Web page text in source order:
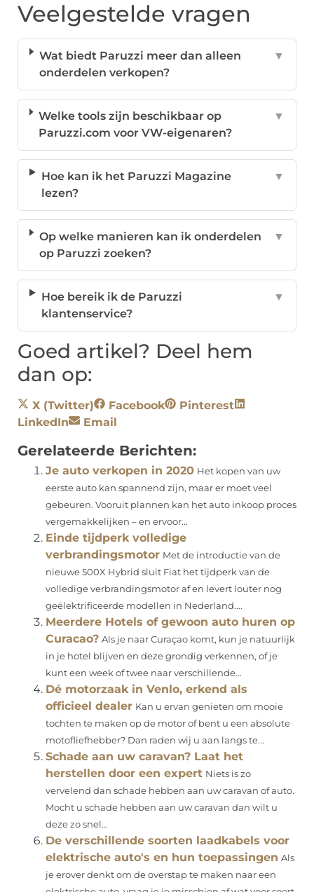
Veelgestelde vragen
Wat biedt Paruzzi meer dan alleen
onderdelen verkopen?
▼
Welke tools zijn beschikbaar op
Paruzzi.com voor VW-eigenaren?
▼
Hoe kan ik het Paruzzi Magazine
lezen?
▼
Op welke manieren kan ik onderdelen
op Paruzzi zoeken?
▼
Hoe bereik ik de Paruzzi
klantenservice?
▼
Goed artikel? Deel hem
dan op:
X (Twitter) Facebook
Pinterest
LinkedIn
Email
Gerelateerde Berichten:
Je auto verkopen in 2020 Het kopen van uw
eerste auto kan spannend zijn, maar er moet veel
gebeuren. Vooruit plannen kan het auto inkoop proces
vergemakkelijken – en ervoor...
Einde tijdperk volledige
verbrandingsmotor Met de introductie van de
nieuwe 500X Hybrid sluit Fiat het tijdperk van de
volledige verbrandingsmotor af en levert louter nog
geëlektrificeerde modellen in Nederland....
Meerdere Hotels of gewoon auto huren op
Curacao? Als je naar Curaçao komt, kun je natuurlijk
in je hotel blijven en deze grondig verkennen, of je
kunt een week of twee naar verschillende...
Dé motorzaak in Venlo, erkend als
officieel dealer Kan u ervan genieten om mooie
tochten te maken op de motor of bent u een absolute
motofliefhebber? Dan raden wij u aan langs te...
Schade aan uw caravan? Laat het
herstellen door een expert Niets is zo
vervelend dan schade hebben aan uw caravan of auto.
Mocht u schade hebben aan uw caravan dan wilt u
deze zo snel...
De verschillende soorten laadkabels voor
elektrische auto's en hun toepassingen Als
je erover denkt om de overstap te maken naar een